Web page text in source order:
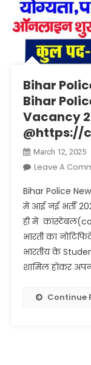
Bihar
Bihar
Vacancy
@https://
March 12, 2025
Leave A
Bihar Police
में आई नई भर्ती
ही में
भारती का
भारतीय के
शामिल होकर
Continue